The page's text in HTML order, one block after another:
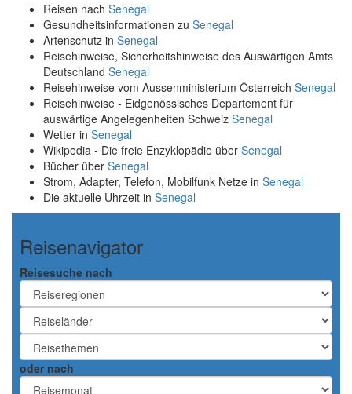
Reisen nach Senegal
Gesundheitsinformationen zu Senegal
Artenschutz in Senegal
Reisehinweise, Sicherheitshinweise des Auswärtigen Amts
Deutschland Senegal
Reisehinweise vom Aussenministerium Österreich Senegal
Reisehinweise - Eidgenössisches Departement für
auswärtige Angelegenheiten Schweiz Senegal
Wetter in Senegal
Wikipedia - Die freie Enzyklopädie über Senegal
Bücher über Senegal
Strom, Adapter, Telefon, Mobilfunk Netze in Senegal
Die aktuelle Uhrzeit in Senegal
Reisenavigator
Reisesuche nach
oder nach